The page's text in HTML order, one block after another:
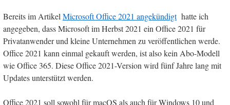
Bereits im ArtikelMicrosoft Office 2021 angekündigthatte ich
angegeben, dass Microsoft im Herbst 2021 ein Office 2021 für
Privatanwender und kleine Unternehmen zu veröffentlichen werde.
Office 2021 kann einmal gekauft werden, ist also kein Abo-Modell
wie Office 365. Diese Office 2021-Version wird fünf Jahre lang mit
Updates unterstützt werden.
Office 2021 soll sowohl für macOS als auch für Windows 10 und